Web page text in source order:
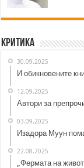
Критика
30.09.2025
И обикновените
12.09.2025
Автори за
03.09.2025
Изадора Муун
22.08.2025
„Фермата на